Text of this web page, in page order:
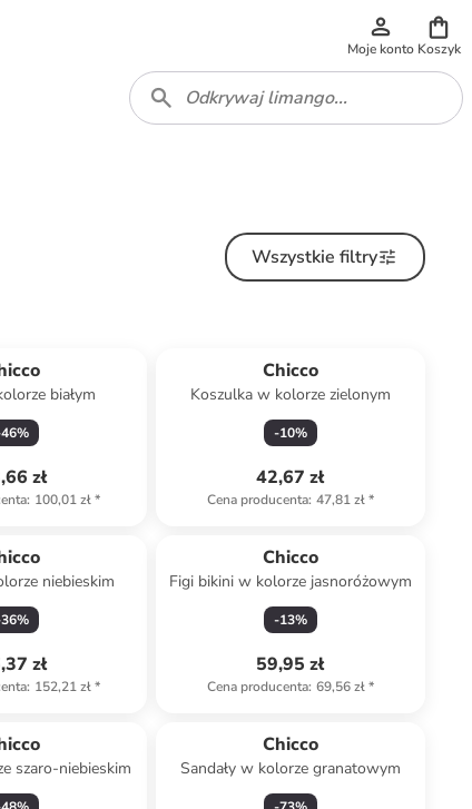
Moje konto Koszyk
Wszystkie filtry
białym
46%
zł
: 100,01 zł*
Chicco
Koszulka w kolorze zielonym
-10%
42,67 zł
Cena producenta: 47,81 zł*
niebieskim
36%
zł
: 152,21 zł*
Chicco
Figi bikini w kolorze jasnoróżowym
-13%
59,95 zł
Cena producenta: 69,56 zł*
szaro-niebieskim
Chicco
Sandały w kolorze granatowym